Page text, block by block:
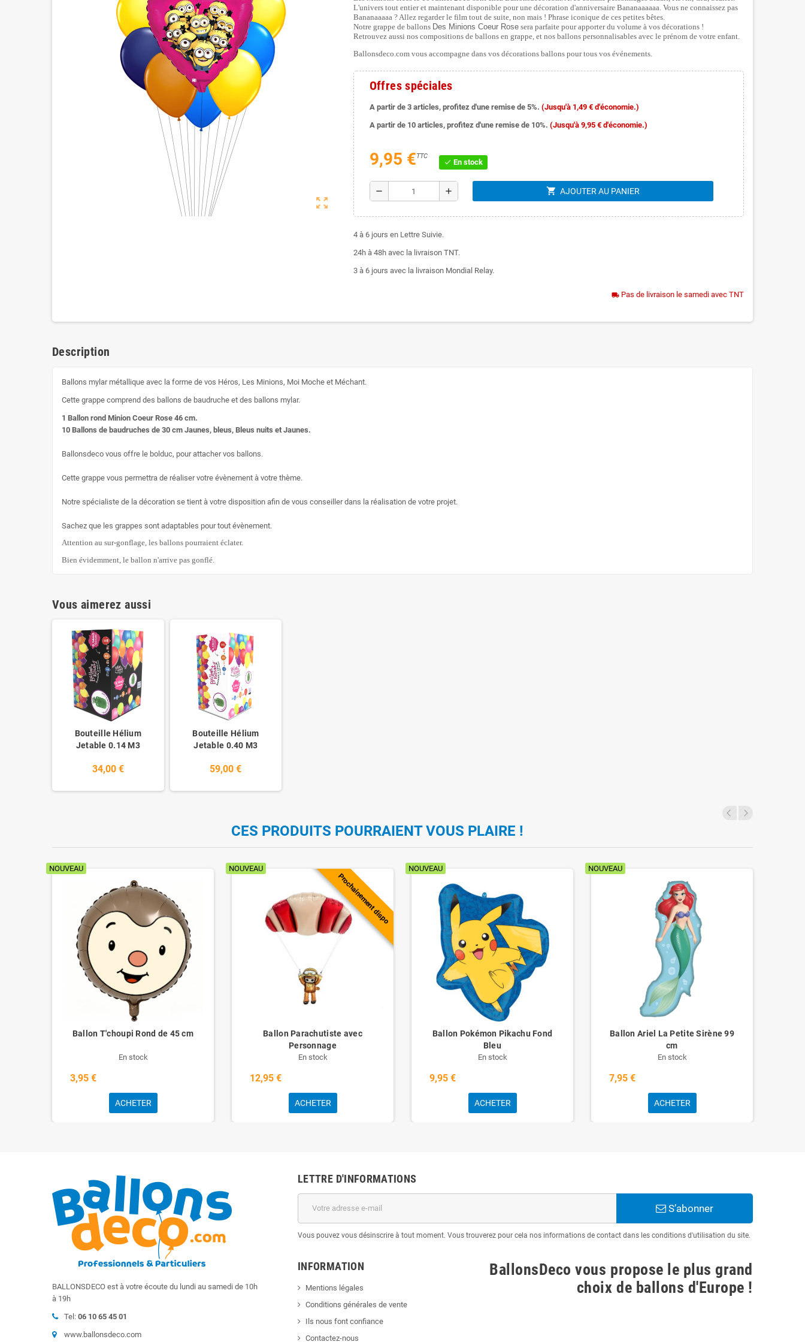
zoom_out_map
L'univers tout entier et maintenant disponible pour une décoration d'anniversaire Bananaaaaaa. Vous ne connaissez pas
Bananaaaaa ? Allez regarder le film tout de suite, non mais ! Phrase iconique de ces petites bêtes.
Notre grappe de ballons Des Minions Coeur Rosesera parfaite pour apporter du volume à vos décorations !
Retrouvez aussi nos compositions de ballons en grappe, et nos ballons personnalisables avec le prénom de votre enfant.
Ballonsdeco.com vous accompagne dans vos décorations ballons pour tous vos événements.
Offres spéciales
A partir de 3 articles, profitez d'une remise de 5%. (Jusqu'à 1,49 € d'économie.)
A partir de 10 articles, profitez d'une remise de 10%. (Jusqu'à 9,95 € d'économie.)
9,95 €TTC
check En stock
remove add shopping_cart AJOUTER AU PANIER
4 à 6 jours en Lettre Suivie.
24h à 48h avec la livraison TNT.
3 à 6 jours avec la livraison Mondial Relay.
local_shipping Pas de livraison le samedi avec TNT
Description
Ballons mylar métallique avec la forme de vos Héros, Les Minions, Moi Moche et Méchant.
Cette grappe comprend des ballons de baudruche et des ballons mylar.
1 Ballon rond Minion Coeur Rose 46 cm.
10 Ballons de baudruches de 30 cm Jaunes, bleus, Bleus nuits et Jaunes.
Ballonsdeco vous offre le bolduc, pour attacher vos ballons.
Cette grappe vous permettra de réaliser votre évènement à votre thème.
Notre spécialiste de la décoration se tient à votre disposition afin de vous conseiller dans la réalisation de votre projet.
Sachez que les grappes sont adaptables pour tout évènement.
Attention au sur-gonflage, les ballons pourraient éclater.
Bien évidemment, le ballon n'arrive pas gonflé.
Vous aimerez aussi
Bouteille Hélium
Jetable 0.14 M3
34,00 €
Bouteille Hélium
Jetable 0.40 M3
59,00 €
CES PRODUITS POURRAIENT VOUS PLAIRE !
NOUVEAU
Ballon T'choupi Rond de 45 cm
En stock
3,95 €
ACHETER
Prochainement dispo
NOUVEAU
Ballon Parachutiste avec
Personnage
En stock
12,95 €
ACHETER
NOUVEAU
Ballon Pokémon Pikachu Fond
Bleu
En stock
9,95 €
ACHETER
NOUVEAU
Ballon Ariel La Petite Sirène 99
cm
En stock
7,95 €
ACHETER
BALLONSDECO est à votre écoute du lundi au samedi de 10h
à 19h
Tel: 06 10 65 45 01
www.ballonsdeco.com
LETTRE D'INFORMATIONS
S’abonner
Vous pouvez vous désinscrire à tout moment. Vous trouverez pour cela nos informations de contact dans les conditions d'utilisation du site.
INFORMATION
Mentions légales
Conditions générales de vente
Ils nous font confiance
Contactez-nous
BallonsDeco vous propose le plus grand
choix de ballons d'Europe !